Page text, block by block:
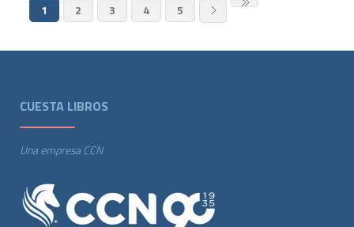
1 2 3 4 5
CUESTA LIBROS
Una empresa CCN